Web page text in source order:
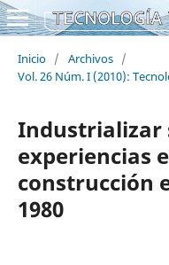
Inicio / Archivos /
Vol. 26 Núm. I (2010):
Industrializar
experiencias
construcción
1980